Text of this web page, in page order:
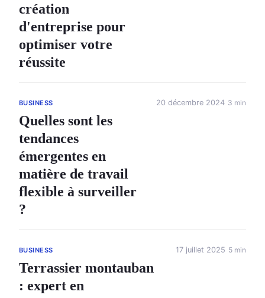
création
d'entreprise pour
optimiser votre
réussite
BUSINESS
Quelles sont les
tendances
émergentes en
matière de travail
flexible à surveiller
?
20 décembre 2024 3 min
BUSINESS
Terrassier montauban
: expert en
17 juillet 2025 5 min